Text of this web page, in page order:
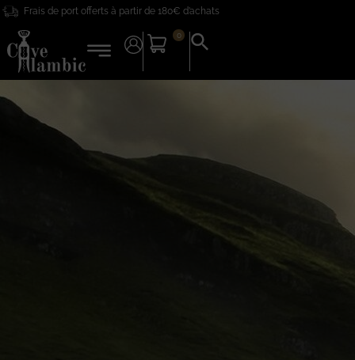
Frais de port offerts à partir de 180€ d’achats
0
Search
for: